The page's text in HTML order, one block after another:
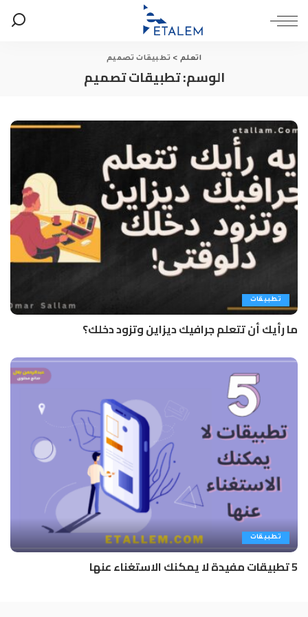
اتعلم > تطبيقات تصميم
الوسم:تطبيقات تصميم
تطبيقات
ما رأيك أن تتعلم جرافيك ديزاين وتزود دخلك؟
تطبيقات
5 تطبيقات مفيدة لا يمكنك الاستغناء عنها